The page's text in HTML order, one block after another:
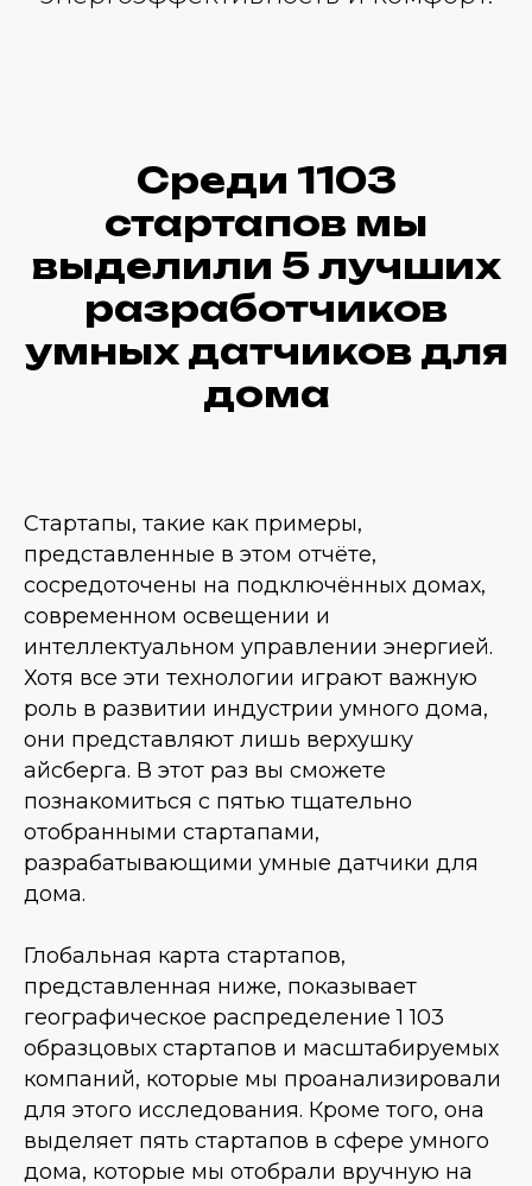
Среди 1103
стартапов мы
выделили 5 лучших
разработчиков
умных датчиков для
дома
Стартапы, такие как примеры,
представленные в этом отчёте,
сосредоточены на подключённых домах,
современном освещении и
интеллектуальном управлении энергией.
Хотя все эти технологии играют важную
роль в развитии индустрии умного дома,
они представляют лишь верхушку
айсберга. В этот раз вы сможете
познакомиться с пятью тщательно
отобранными стартапами,
разрабатывающими умные датчики для
дома.
Глобальная карта стартапов,
представленная ниже, показывает
географическое распределение 1 103
образцовых стартапов и масштабируемых
компаний, которые мы проанализировали
для этого исследования. Кроме того, она
выделяет пять стартапов в сфере умного
дома, которые мы отобрали вручную на